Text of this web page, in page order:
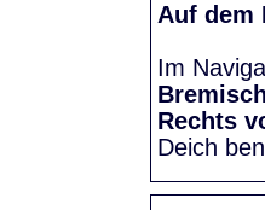
Auf dem
Im
Rechts
Deich